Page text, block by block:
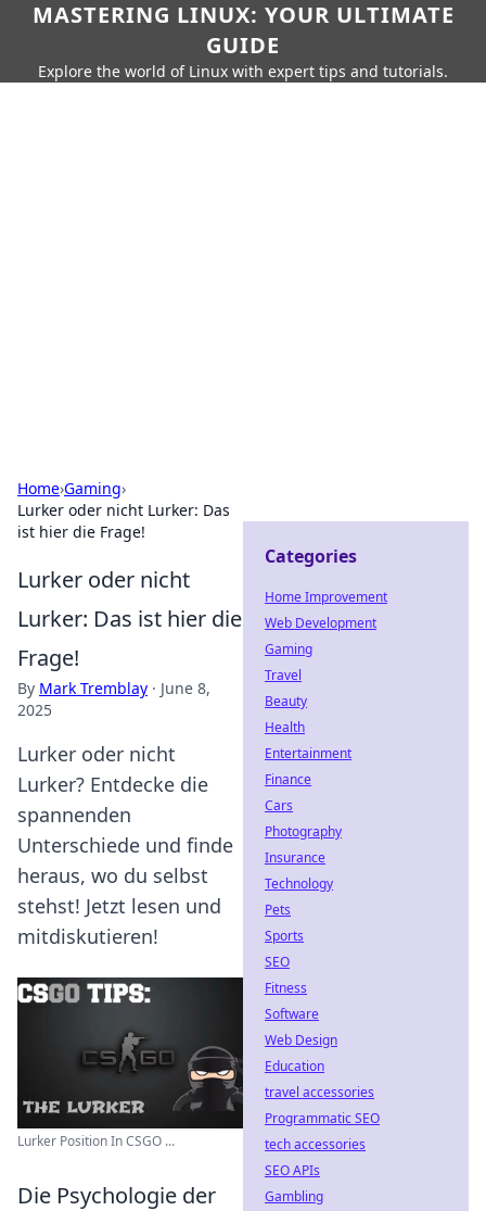
MASTERING LINUX: YOUR ULTIMATE
GUIDE
Explore the world of Linux with expert tips and tutorials.
Home›Gaming›
Lurker oder nicht Lurker: Das
ist hier die Frage!
Lurker oder nicht
Lurker: Das ist hier die
Frage!
By Mark Tremblay · June 8,
2025
Lurker oder nicht
Lurker? Entdecke die
spannenden
Unterschiede und finde
heraus, wo du selbst
stehst! Jetzt lesen und
mitdiskutieren!
Lurker Position In CSGO ...
Die Psychologie der
Categories
Home Improvement
Web Development
Gaming
Travel
Beauty
Health
Entertainment
Finance
Cars
Photography
Insurance
Technology
Pets
Sports
SEO
Fitness
Software
Web Design
Education
travel accessories
Programmatic SEO
tech accessories
SEO APIs
Gambling